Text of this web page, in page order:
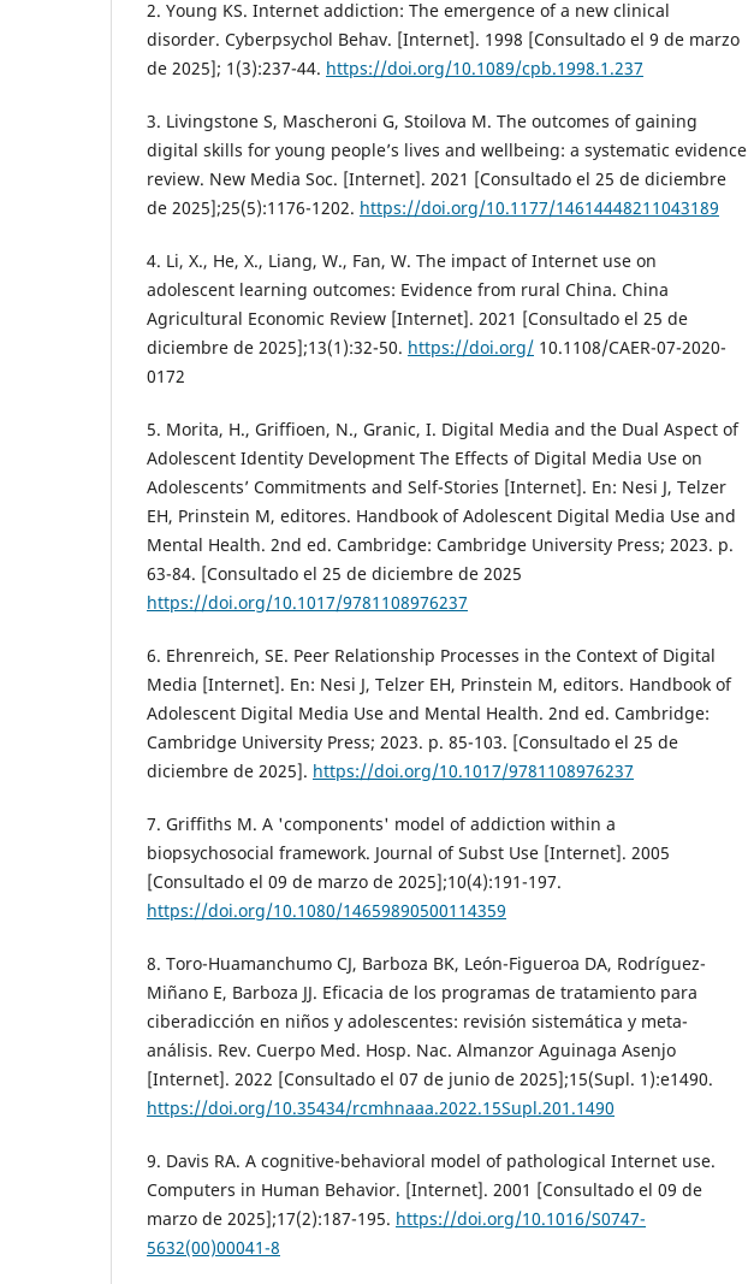
2. Young KS. Internet addiction: The emergence of a new clinical
disorder. Cyberpsychol Behav. [Internet]. 1998 [Consultado el 9 de marzo
de 2025]; 1(3):237-44. https://doi.org/10.1089/cpb.1998.1.237
3. Livingstone S, Mascheroni G, Stoilova M. The outcomes of gaining
digital skills for young people’s lives and wellbeing: a systematic evidence
review. New Media Soc. [Internet]. 2021 [Consultado el 25 de diciembre
de 2025];25(5):1176-1202. https://doi.org/10.1177/14614448211043189
4. Li, X., He, X., Liang, W., Fan, W. The impact of Internet use on
adolescent learning outcomes: Evidence from rural China. China
Agricultural Economic Review [Internet]. 2021 [Consultado el 25 de
diciembre de 2025];13(1):32-50. https://doi.org/ 10.1108/CAER-07-2020-
0172
5. Morita, H., Griffioen, N., Granic, I. Digital Media and the Dual Aspect of
Adolescent Identity Development The Effects of Digital Media Use on
Adolescents’ Commitments and Self-Stories [Internet]. En: Nesi J, Telzer
EH, Prinstein M, editores. Handbook of Adolescent Digital Media Use and
Mental Health. 2nd ed. Cambridge: Cambridge University Press; 2023. p.
63-84. [Consultado el 25 de diciembre de 2025
https://doi.org/10.1017/9781108976237
6. Ehrenreich, SE. Peer Relationship Processes in the Context of Digital
Media [Internet]. En: Nesi J, Telzer EH, Prinstein M, editors. Handbook of
Adolescent Digital Media Use and Mental Health. 2nd ed. Cambridge:
Cambridge University Press; 2023. p. 85-103. [Consultado el 25 de
diciembre de 2025]. https://doi.org/10.1017/9781108976237
7. Griffiths M. A 'components' model of addiction within a
biopsychosocial framework. Journal of Subst Use [Internet]. 2005
[Consultado el 09 de marzo de 2025];10(4):191-197.
https://doi.org/10.1080/14659890500114359
8. Toro-Huamanchumo CJ, Barboza BK, León-Figueroa DA, Rodríguez-
Miñano E, Barboza JJ. Eficacia de los programas de tratamiento para
ciberadicción en niños y adolescentes: revisión sistemática y meta-
análisis. Rev. Cuerpo Med. Hosp. Nac. Almanzor Aguinaga Asenjo
[Internet]. 2022 [Consultado el 07 de junio de 2025];15(Supl. 1):e1490.
https://doi.org/10.35434/rcmhnaaa.2022.15Supl.201.1490
9. Davis RA. A cognitive-behavioral model of pathological Internet use.
Computers in Human Behavior. [Internet]. 2001 [Consultado el 09 de
marzo de 2025];17(2):187-195. https://doi.org/10.1016/S0747-
5632(00)00041-8